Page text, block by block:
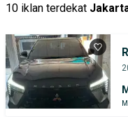
10 iklan terdekat